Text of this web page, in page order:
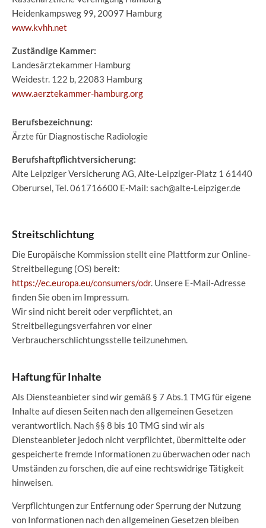
Heidenkampsweg 99, 20097 Hamburg
www.kvhh.net
Zuständige Kammer:
Landesärztekammer Hamburg
Weidestr. 122 b, 22083 Hamburg
www.aerztekammer-hamburg.org
Berufsbezeichnung:
Ärzte für Diagnostische Radiologie
Berufshaftpflichtversicherung:
Alte Leipziger Versicherung AG, Alte-Leipziger-Platz 1 61440
Oberursel, Tel. 061716600 E-Mail: sach@alte-Leipziger.de
Streitschlichtung
Die Europäische Kommission stellt eine Plattform zur Online-
Streitbeilegung (OS) bereit:
https://ec.europa.eu/consumers/odr. Unsere E-Mail-Adresse
finden Sie oben im Impressum.
Wir sind nicht bereit oder verpflichtet, an
Streitbeilegungsverfahren vor einer
Verbraucherschlichtungsstelle teilzunehmen.
Haftung für Inhalte
Als Diensteanbieter sind wir gemäß § 7 Abs.1 TMG für eigene
Inhalte auf diesen Seiten nach den allgemeinen Gesetzen
verantwortlich. Nach §§ 8 bis 10 TMG sind wir als
Diensteanbieter jedoch nicht verpflichtet, übermittelte oder
gespeicherte fremde Informationen zu überwachen oder nach
Umständen zu forschen, die auf eine rechtswidrige Tätigkeit
hinweisen.
Verpflichtungen zur Entfernung oder Sperrung der Nutzung
von Informationen nach den allgemeinen Gesetzen bleiben